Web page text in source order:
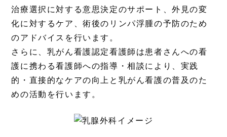
治療選択に対する意思決定のサポート、外見の変
化に対するケア、術後のリンパ浮腫の予防のため
のアドバイスを行います。
さらに、乳がん看護認定看護師は患者さんへの看
護に携わる看護師への指導・相談により、実践
的・直接的なケアの向上と乳がん看護の普及のた
めの活動を行います。